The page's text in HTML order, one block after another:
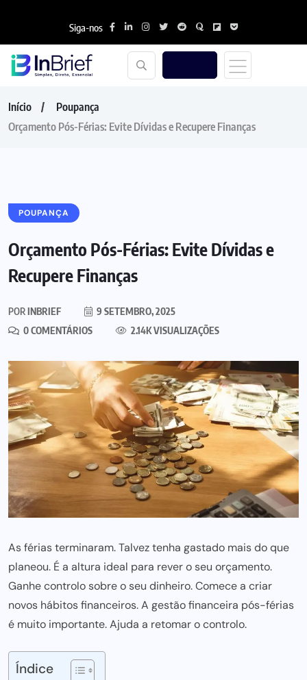
Siga-nos
Início
Poupança
Orçamento Pós-Férias: Evite Dívidas e Recupere Finanças
POUPANÇA
Orçamento Pós-Férias: Evite Dívidas e
Recupere Finanças
PORINBRIEF
9 SETEMBRO, 2025
0 COMENTÁRIOS
2.14K VISUALIZAÇÕES
As férias terminaram. Talvez tenha gastado mais do que
planeou. É a altura ideal para rever o seu orçamento.
Ganhe controlo sobre oseu dinheiro. Comece a criar
novos hábitos financeiros. A gestão financeira pós-férias
é muito importante. Ajuda a retomar o controlo.
Índice